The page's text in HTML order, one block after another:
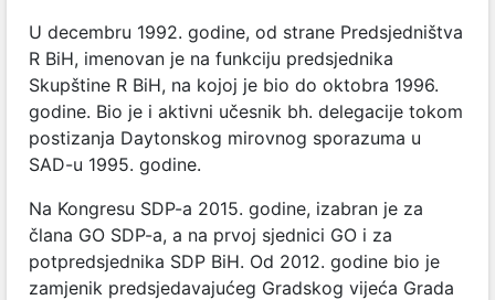
U decembru 1992. godine, od strane Predsjedništva
R BiH, imenovan je na funkciju predsjednika
Skupštine R BiH, na kojoj je bio do oktobra 1996.
godine. Bio je i aktivni učesnik bh. delegacije tokom
postizanja Daytonskog mirovnog sporazuma u
SAD-u 1995. godine.
Na Kongresu SDP-a 2015. godine, izabran je za
člana GO SDP-a, a na prvoj sjednici GO i za
potpredsjednika SDP BiH. Od 2012. godine bio je
zamjenik predsjedavajućeg Gradskog vijeća Grada